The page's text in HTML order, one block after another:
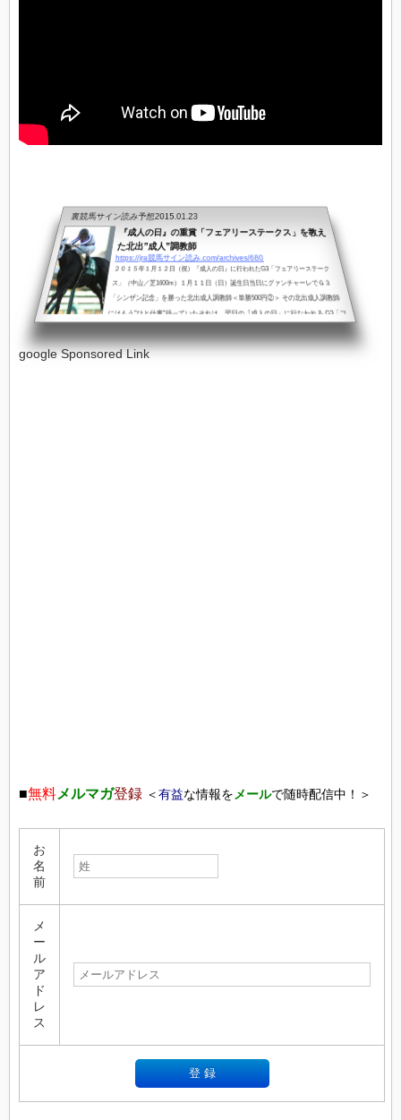
裏競馬サイン読み予想2015.01.23
『成人の日』の重賞「フェアリーステークス」を教え
た北出”成人”調教師
https://jra競馬サイン読み.com/archives/680
２０１５年１月１２日（祝）『成人の日』に行われたG3「フェアリーステーク
ス」（中山／芝1600m）１月１１日（日）誕生日当日にグァンチャーレでＧ３
「シンザン記念」を勝った北出成人調教師＜単勝500円②＞ その北出成人調教師
にはもう”ひと仕事”待っていたそれは、翌日の『成人の日』に行なわれる G3「フ
頭出し（しかも同一レース）ＪＲＡが新成人に贈る！？憎い演出だった
google Sponsored Link
■無料メルマガ登録 ＜有益な情報をメールで随時配信中！＞
お
名
前
メ
ー
ル
ア
ド
レ
ス